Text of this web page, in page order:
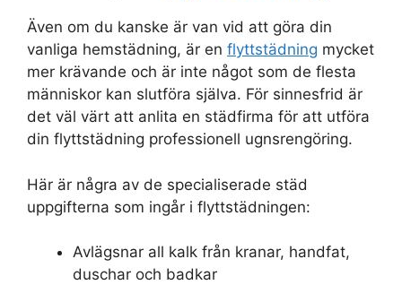
Även om du kanske är van vid att göra din
vanliga hemstädning, är en flyttstädning mycket
mer krävande och är inte något som de flesta
människor kan slutföra själva. För sinnesfrid är
det väl värt att anlita en städfirma för att utföra
din flyttstädning professionell ugnsrengöring.
Här är några av de specialiserade städ
uppgifterna som ingår i flyttstädningen:
Avlägsnar all kalk från kranar, handfat,
duschar och badkar